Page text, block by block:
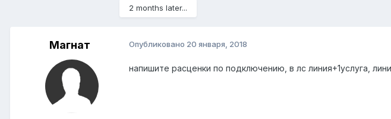
2 months later...
Магнат Опубликовано 20 января, 2018
напишите расценки по подключению, в лс линия+1услуга,